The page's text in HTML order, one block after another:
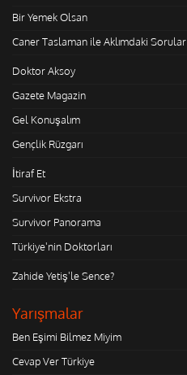
Bir Yemek Olsan
Caner Taslaman ile Aklımdaki Sorular
Doktor Aksoy
Gazete Magazin
Gel Konuşalım
Gençlik Rüzgarı
İtiraf Et
Survivor Ekstra
Survivor Panorama
Türkiye'nin Doktorları
Zahide Yetiş'le Sence?
Yarışmalar
Ben Eşimi Bilmez Miyim
Cevap Ver Türkiye